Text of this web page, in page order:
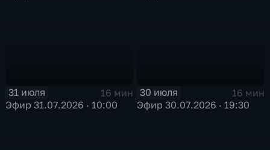
31 июля
16 мин
Эфир 31.07.2026 · 10:00
30 июля
16 мин
Эфир 30.07.2026 · 19:30